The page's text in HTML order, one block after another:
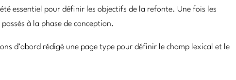
essentiel pour définir les objectifs de la refonte. Une fois les
à la phase de conception.
d’abord rédigé une page type pour définir le champ lexical et le